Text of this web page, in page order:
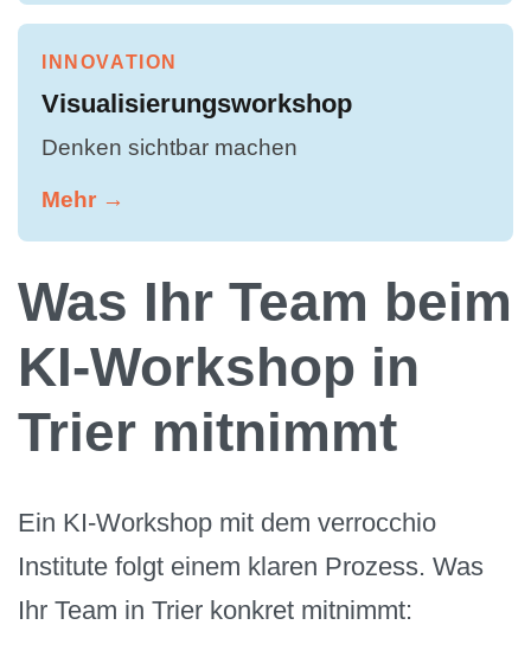
INNOVATION
Visualisierungsworkshop
Denken sichtbar machen
Mehr →
Was Ihr Team beim
KI-Workshop in
Trier mitnimmt
Ein KI-Workshop mit dem verrocchio
Institute folgt einem klaren Prozess. Was
Ihr Team in Trier konkret mitnimmt: